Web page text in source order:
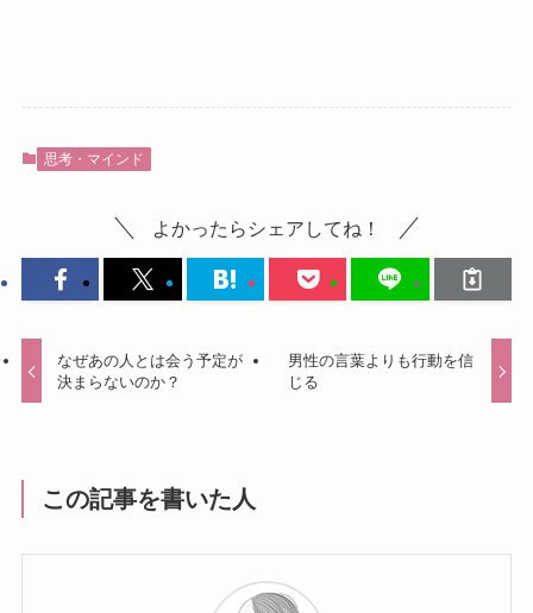
思考・マインド
よかったらシェアしてね！
なぜあの人とは会う予定が
決まらないのか？
男性の言葉よりも行動を信
じる
この記事を書いた人